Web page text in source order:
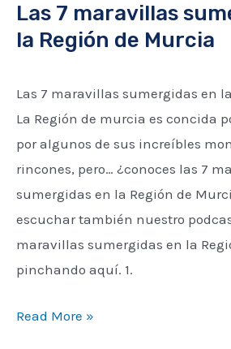
Las 7 maravillas
la Región de Murcia
Las 7 maravillas sumergidas en
La Región de murcia es concida
por algunos de sus increíbles
rincones, pero… ¿conoces las 7
sumergidas en la Región de
escuchar también nuestro
maravillas sumergidas en la
pinchando aquí. 1.
Read More »